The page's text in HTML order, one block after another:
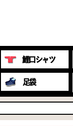
鯉口シャツ
足袋